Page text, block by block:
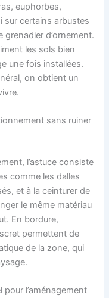
euphorbes,
sur certains arbustes
d’ornement.
les sols bien
une fois installées.
on obtient un
sans ruiner
l’astuce consiste
comme les dalles
et à la ceinturer de
le même matériau
En bordure,
permettent de
de la zone, qui
l’aménagement